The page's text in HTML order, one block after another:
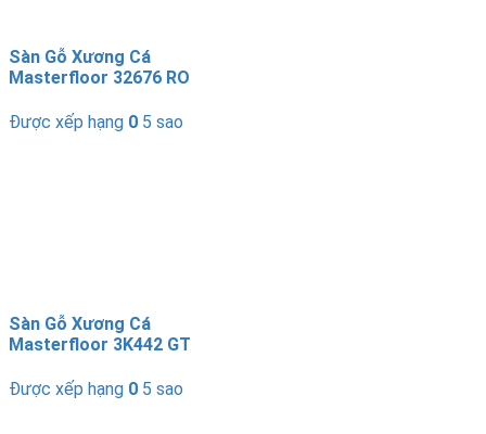
Sàn Gỗ Xương Cá
Masterfloor 32676 RO
Được xếp hạng 0 5 sao
Sàn Gỗ Xương Cá
Masterfloor 3K442 GT
Được xếp hạng 0 5 sao